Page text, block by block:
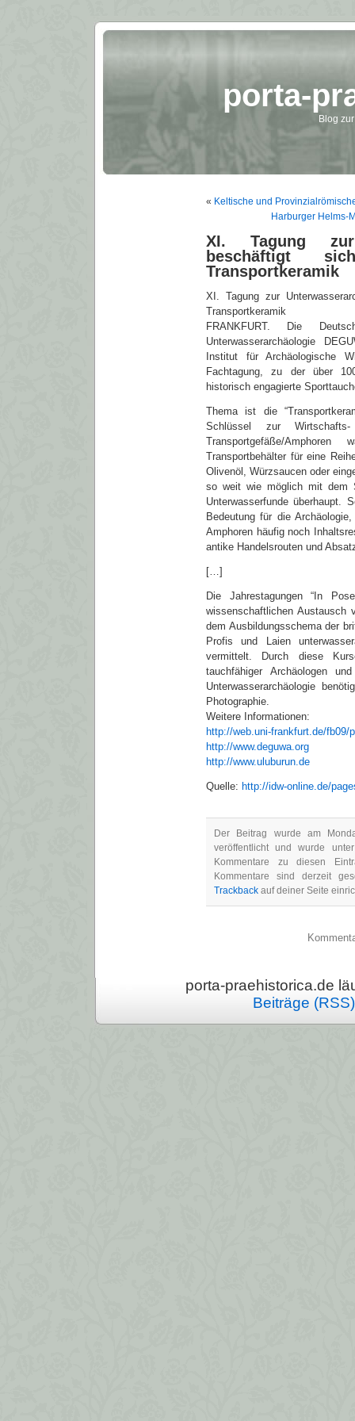
porta-
Blog
« Keltische und
Harburger Helms-
XI. Tagung zur
beschäftigt
Transportkeramik
XI. Tagung zur
Transportkeramik
FRANKFURT. Die
Unterwasserarchäologie
Institut für Archäologische
Fachtagung, zu der über
historisch engagierte
Thema ist die
Schlüssel zur
Transportgefäße/
Transportbehälter für eine
Olivenöl, Würzsaucen oder
so weit wie möglich mit dem
Unterwasserfunde überhaupt.
Bedeutung für die
Amphoren häufig noch
antike Handelsrouten und
[…]
Die Jahrestagungen “In
wissenschaftlichen Austausch
dem Ausbildungsschema der
Profis und Laien
vermittelt. Durch diese
tauchfähiger Archäologen
Unterwasserarchäologie
Photographie.
Weitere Informationen:
http://web.uni-frankfurt.de/fb09/
http://www.deguwa.org
http://www.uluburun.de
Quelle: http://idw-online.de/
Der Beitrag wurde am
veröffentlicht und wurde
Kommentare zu diesen
Kommentare sind derzeit
Trackback auf deiner Seite
porta-praehistorica.de
Beiträge (RSS)